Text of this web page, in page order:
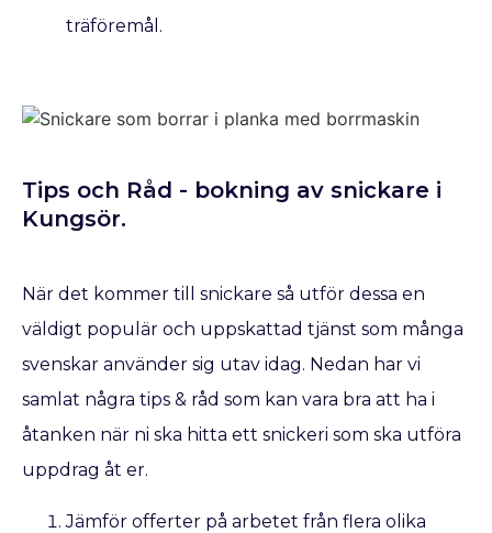
träföremål.
Tips och Råd - bokning av snickare​ i
Kungsör.
När det kommer till snickare så utför dessa en
väldigt populär och uppskattad tjänst som många
svenskar använder sig utav idag. Nedan har vi
samlat några tips & råd som kan vara bra att ha i
åtanken när ni ska hitta ett snickeri som ska utföra
uppdrag åt er.
Jämför offerter på arbetet från flera olika